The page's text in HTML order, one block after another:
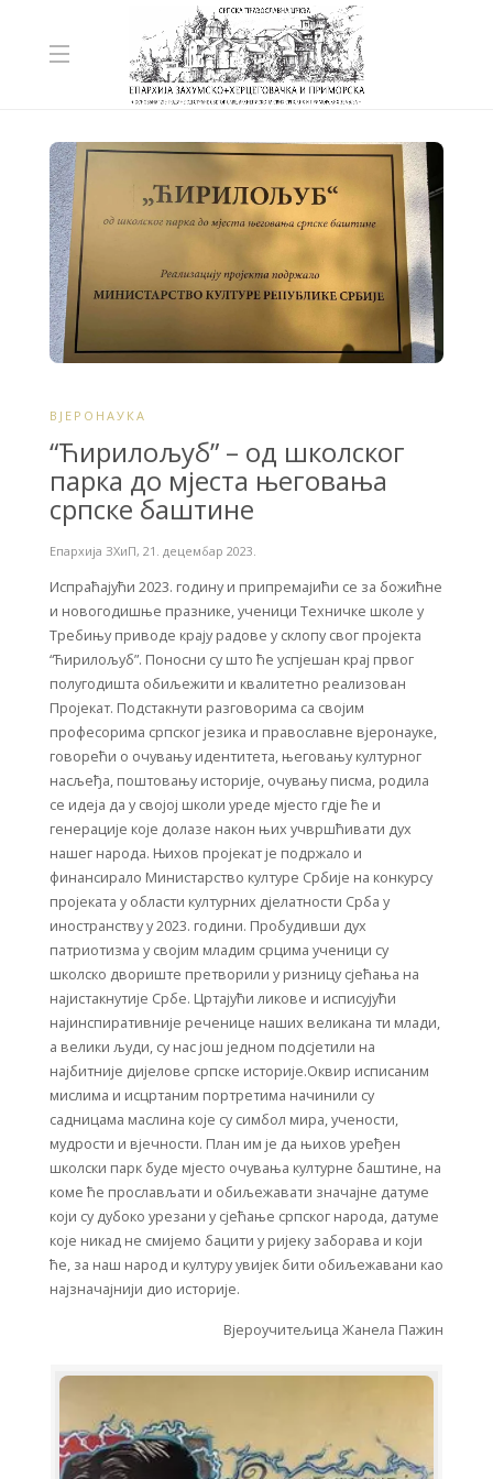
ВЈЕРОНАУКА
“Ћирилољуб” – од школског
парка до мјеста његовања
српске баштине
Епархија ЗХиП, 21. децембар 2023.
Испраћајући 2023. годину и припремајићи се за божићне
и новогодишње празнике, ученици Техничке школе у
Требињу приводе крају радове у склопу свог пројекта
“Ћирилољуб”. Поносни су што ће успјешан крај првог
полугодишта обиљежити и квалитетно реализован
Пројекат. Подстакнути разговорима са својим
професорима српског језика и православне вјеронауке,
говорећи о очувању идентитета, његовању културног
насљеђа, поштовању историје, очувању писма, родила
се идеја да у својој школи уреде мјесто гдје ће и
генерације које долазе након њих учвршћивати дух
нашег народа. Њихов пројекат је подржало и
финансирало Министарство културе Србије на конкурсу
пројеката у области културних дјелатности Срба у
иностранству у 2023. години. Пробудивши дух
патриотизма у својим младим срцима ученици су
школско двориште претворили у ризницу сјећања на
најистакнутије Србе. Цртајући ликове и исписујући
најинспиративније реченице наших великана ти млади,
а велики људи, су нас још једном подсјетили на
најбитније дијелове српске историје.Оквир исписаним
мислима и исцртаним портретима начинили су
садницама маслина које су симбол мира, учености,
мудрости и вјечности. План им је да њихов уређен
школски парк буде мјесто очувања културне баштине, на
коме ће прослављати и обиљежавати значајне датуме
који су дубоко урезани у сјећањe српског народа, датуме
које никад не смијемо бацити у ријеку заборава и који
ће, за наш народ и културу увијек бити обиљежавани као
најзначајнији дио историје.
Вјероучитељица Жанела Пажин